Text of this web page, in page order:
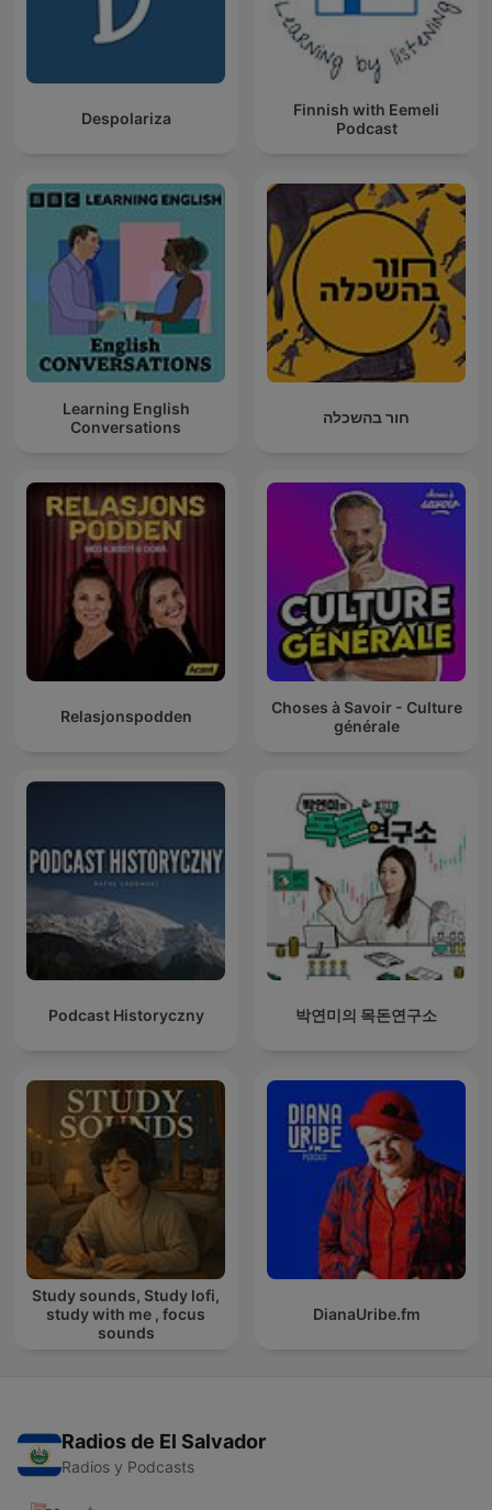
Despolariza
Finnish with Eemeli
Podcast
Learning English
Conversations
חור בהשכלה
Relasjonspodden
Choses à Savoir - Culture
générale
Podcast Historyczny 박연미의 목돈연구소
Study sounds, Study lofi,
study with me , focus
sounds
DianaUribe.fm
Radios de El Salvador
Radios y Podcasts